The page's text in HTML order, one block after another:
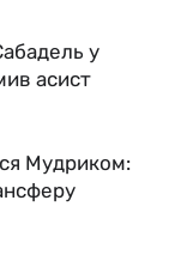
у
асист
Мудриком: